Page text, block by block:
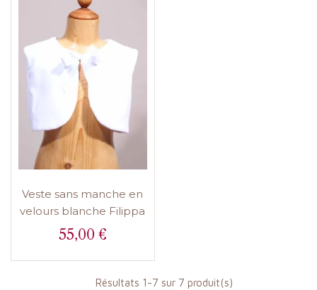
Veste sans manche en
velours blanche Filippa
Prix
55,00 €
Résultats 1-7 sur 7 produit(s)